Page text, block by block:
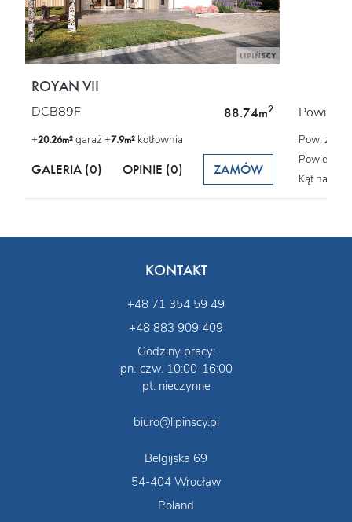
ROYAN VII
DCB89F 88.74m2
+20.26m²garaż +7.9m² kotłownia
GALERIA (0) OPINIE (0) ZAMÓW
Pow.
Kąt
KONTAKT
+48 71 354 59 49
+48 883 909 409
Godziny pracy:
pn.-czw. 10:00-16:00
pt: nieczynne
biuro@lipinscy.pl
Belgijska 69
54-404 Wrocław
Poland